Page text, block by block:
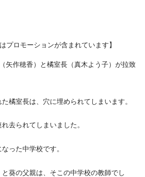
プロモーションが含まれています】
矢作穂香）と橘室長（真木よう子）が拉致
橘室長は、穴に埋められてしまいます。
去られてしまいました。
った中学校です。
葵の父親は、そこの中学校の教師でし